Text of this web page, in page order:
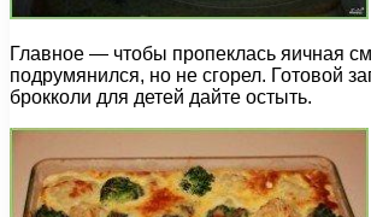
Главное — чтобы пропеклась яичная
подрумянился, но не сгорел. Готовой
брокколи для детей дайте остыть.